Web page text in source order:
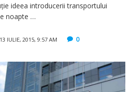
ideea introducerii transportului
noapte …
13 IULIE, 2015, 9:57 AM 0